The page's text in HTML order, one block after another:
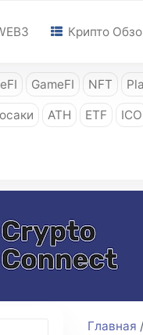
Крипто
GameFI NFT
ATH ETF ICO
Главная /